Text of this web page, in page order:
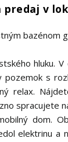
predaj v
bazénom
hluku.
pozemok s
relax.
spracujete
dom.
elektrinu a